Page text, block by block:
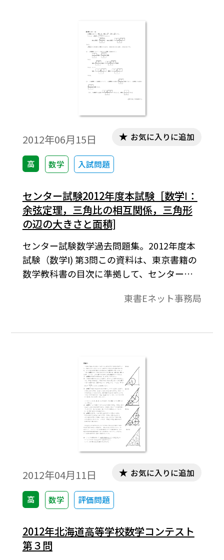
2012年06月15日
高 数学 入試問題
お気に入りに追加
センター試験2012年度本試験［数学Ⅰ：
余弦定理，三角比の相互関係，三角形
の辺の大きさと面積]
センター試験数学過去問題集。2012年度本
試験（数学Ⅰ) 第3問この資料は、東京書籍の
数学教科書の目次に準拠して、センター試
解答で構成されています。東書Eネット事務局
2012年04月11日
高 数学 評価問題
お気に入りに追加
2012年北海道高等学校数学コンテスト
第３問